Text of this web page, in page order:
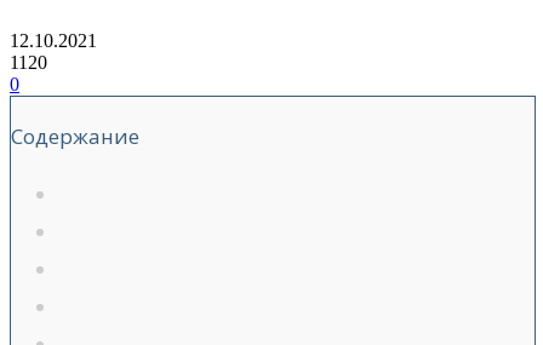
12.10.2021
1120
0
Содержание